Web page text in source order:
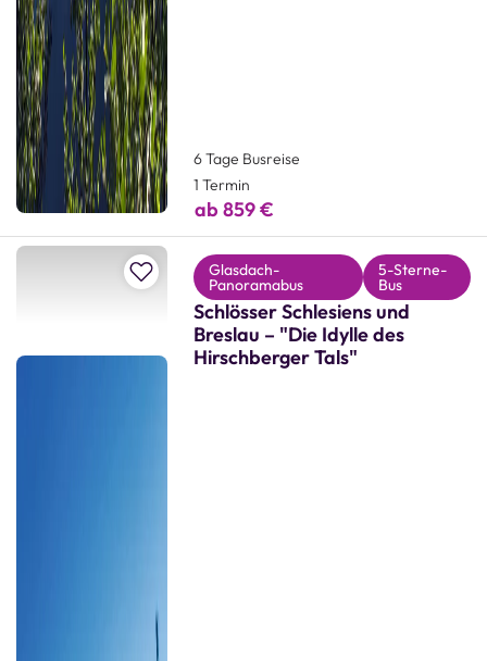
6 Tage Busreise
1 Termin
ab 859 €
Zur Merkliste hinzufügen
Glasdach-
Panoramabus
5-Sterne-
Bus
Schlösser Schlesiens und
Breslau – "Die Idylle des
Hirschberger Tals"